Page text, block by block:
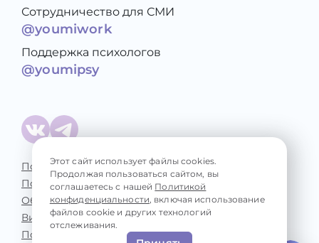
Сотрудничество для СМИ
@youmiwork
Поддержка психологов
@youmipsy
Политика конфиденциальности
Пользовательское соглашение
Обработка персональных данных
Виды консультаций
Психологические проблемы
Этот сайт использует файлы cookies.
Продолжая пользоваться сайтом, вы
соглашаетесь с нашей Политикой
конфиденциальности, включая использование
файлов cookie и других технологий
отслеживания.